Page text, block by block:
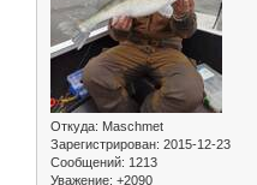
Откуда: Maschmet
Зарегистрирован: 2015-12-23
Сообщений: 1213
Уважение: +2090